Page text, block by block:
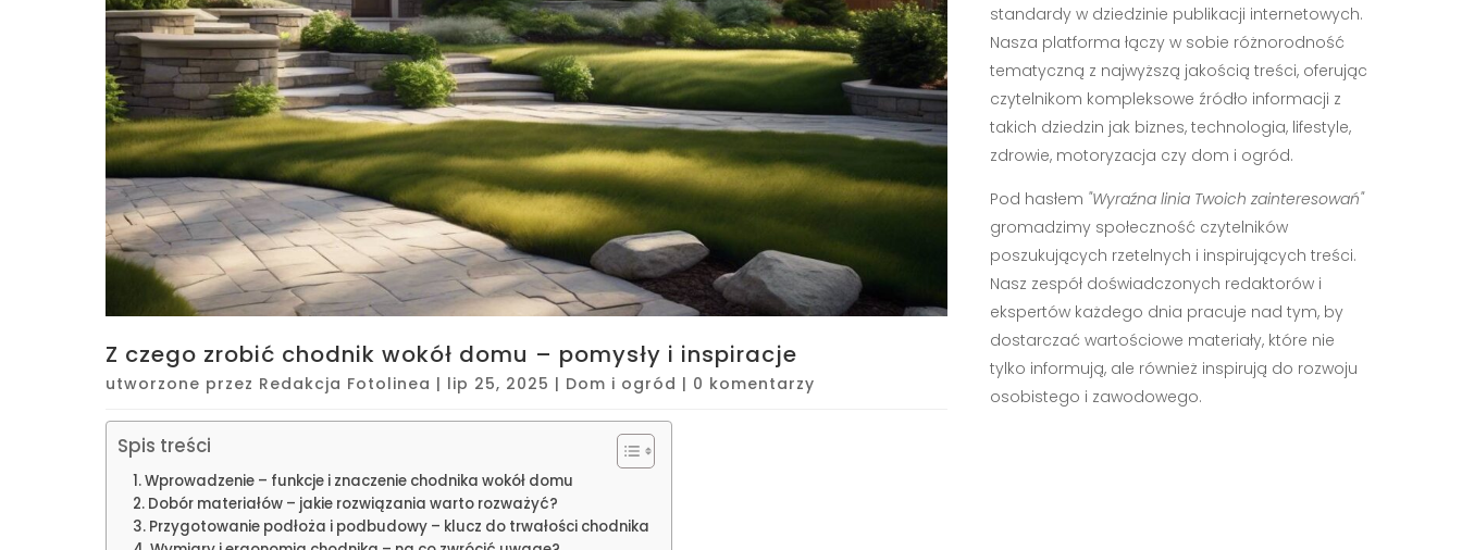
Z czego zrobić chodnik wokół domu – pomysły i inspiracje
utworzone przez Redakcja Fotolinea | lip 25, 2025 | Dom i ogród | 0 komentarzy
Spis treści
Wprowadzenie – funkcje i znaczenie chodnika wokół domu
Dobór materiałów – jakie rozwiązania warto rozważyć?
Przygotowanie podłoża i podbudowy – klucz do trwałości chodnika
standardy w dziedzinie publikacji internetowych.
Nasza platforma łączy w sobie różnorodność
tematyczną z najwyższą jakością treści, oferując
czytelnikom kompleksowe źródło informacji z
takich dziedzin jak biznes, technologia, lifestyle,
zdrowie, motoryzacja czy dom i ogród.
Pod hasłem "Wyraźna linia Twoich zainteresowań"
gromadzimy społeczność czytelników
poszukujących rzetelnych i inspirujących treści.
Nasz zespół doświadczonych redaktorów i
ekspertów każdego dnia pracuje nad tym, by
dostarczać wartościowe materiały, które nie
tylko informują, ale również inspirują do rozwoju
osobistego i zawodowego.